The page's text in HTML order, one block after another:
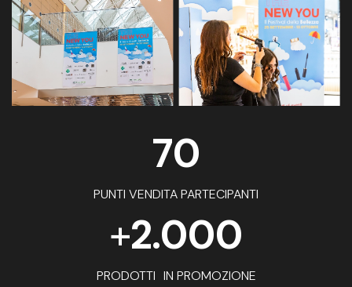
70
PUNTI VENDITA PARTECIPANTI
+2.000
PRODOTTI IN PROMOZIONE